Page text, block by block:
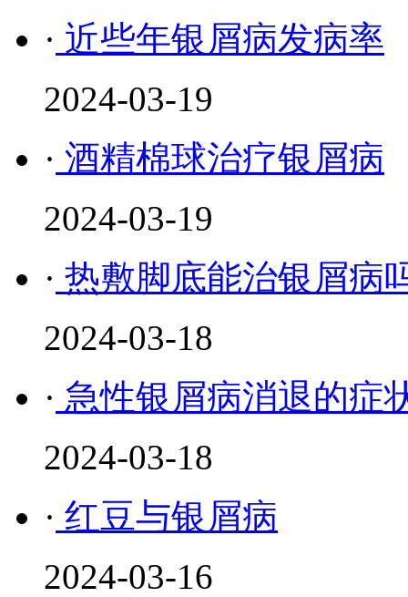
· 近些年银屑病发病率
2024-03-19
· 酒精棉球治疗银屑病
2024-03-19
· 热敷脚底能治银屑病
2024-03-18
· 急性银屑病消退的症
2024-03-18
· 红豆与银屑病
2024-03-16